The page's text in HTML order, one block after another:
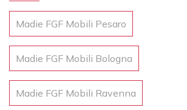
Madie FGF Mobili Pesaro
Madie FGF Mobili Bologna
Madie FGF Mobili Ravenna